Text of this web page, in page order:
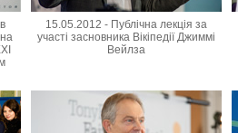
15.05.2012 - Публічна лекція за
участі засновника Вікіпедії Джиммі
Вейлза